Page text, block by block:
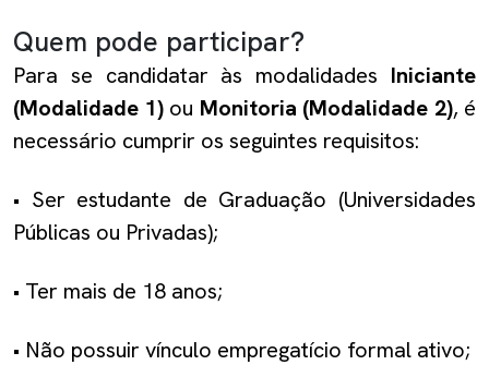
Quem pode participar?
Para se candidatar às modalidades Iniciante
(Modalidade 1)ou Monitoria (Modalidade 2), é
necessário cumprir os seguintes requisitos:
• Ser estudante de Graduação (Universidades
Públicas ou Privadas);
• Ter mais de 18 anos;
• Não possuir vínculo empregatício formal ativo;